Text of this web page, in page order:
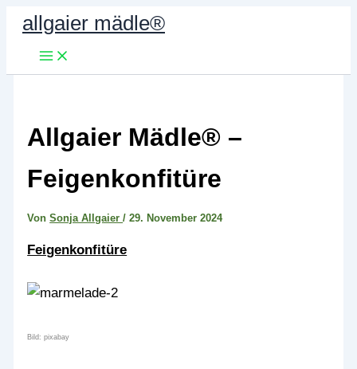
Zum
Inhalt
springen
allgaier mädle®
Allgaier Mädle® –
Feigenkonfitüre
VonSonja Allgaier/29. November 2024
Feigenkonfitüre
Bild: pixabay